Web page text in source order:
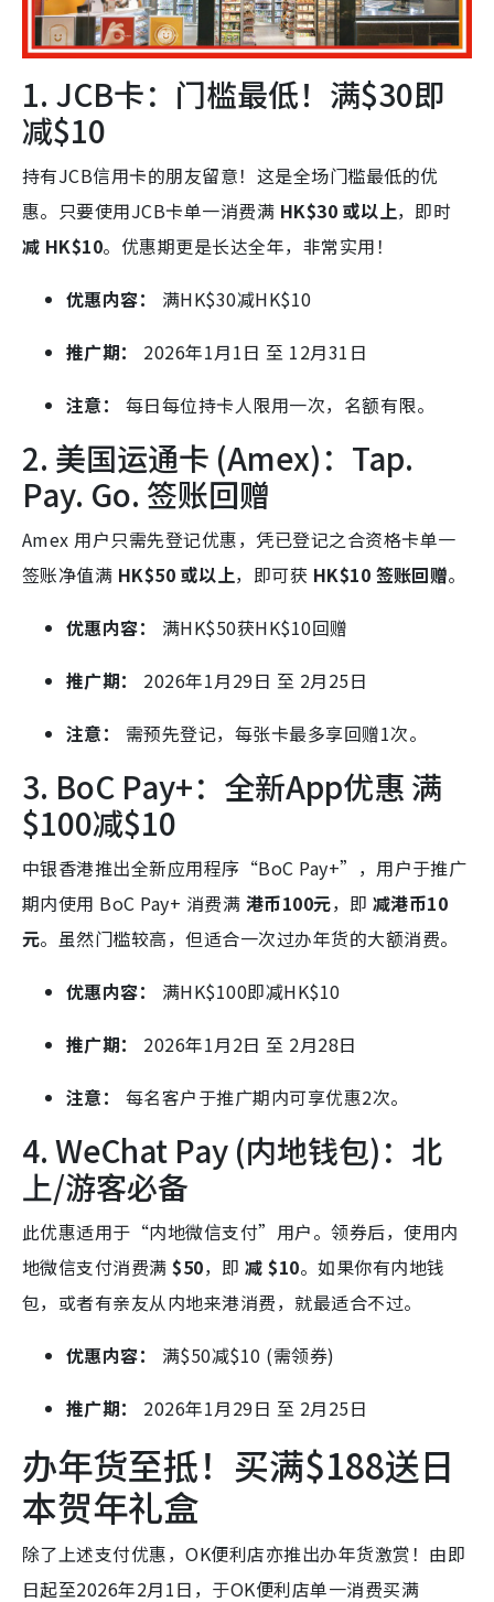
1. JCB卡：门槛最低！满$30即
减$10
持有JCB信用卡的朋友留意！这是全场门槛最低的优
惠。只要使用JCB卡单一消费满 HK$30 或以上，即时
减 HK$10。优惠期更是长达全年，非常实用！
优惠内容：
满HK$30减HK$10
推广期：
2026年1月1日 至 12月31日
注意：
每日每位持卡人限用一次，名额有限。
2. 美国运通卡 (Amex)：Tap.
Pay. Go. 签账回赠
Amex 用户只需先登记优惠，凭已登记之合资格卡单一
签账净值满 HK$50 或以上，即可获 HK$10 签账回赠。
优惠内容：
满HK$50获HK$10回赠
推广期：
2026年1月29日 至 2月25日
注意：
需预先登记，每张卡最多享回赠1次。
3. BoC Pay+：全新App优惠 满
$100减$10
中银香港推出全新应用程序“BoC Pay+”，用户于推广
期内使用 BoC Pay+ 消费满 港币100元，即 减港币10
元。虽然门槛较高，但适合一次过办年货的大额消费。
优惠内容：
满HK$100即减HK$10
推广期：
2026年1月2日 至 2月28日
注意：
每名客户于推广期内可享优惠2次。
4. WeChat Pay (内地钱包)：北
上/游客必备
此优惠适用于“内地微信支付”用户。领券后，使用内
地微信支付消费满$50，即减 $10。如果你有内地钱
包，或者有亲友从内地来港消费，就最适合不过。
优惠内容：
满$50减$10 (需领券)
推广期：
2026年1月29日 至 2月25日
办年货至抵！买满$188送日
本贺年礼盒
除了上述支付优惠，OK便利店亦推出办年货激赏！由即
日起至2026年2月1日，于OK便利店单一消费买满